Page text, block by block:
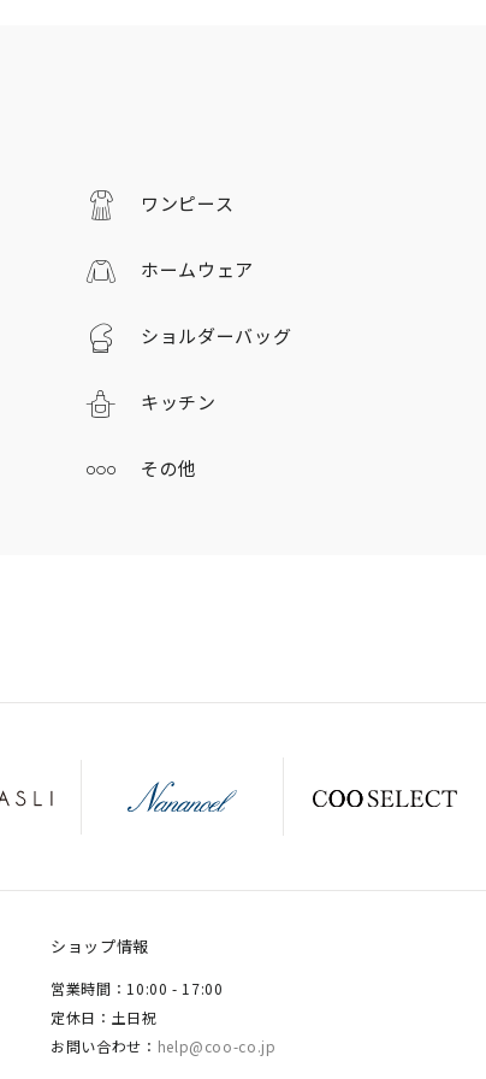
ワンピース
ホームウェア
ショルダーバッグ
キッチン
その他
ショップ情報
営業時間：10:00 - 17:00
定休日：土日祝
お問い合わせ： help@coo-co.jp